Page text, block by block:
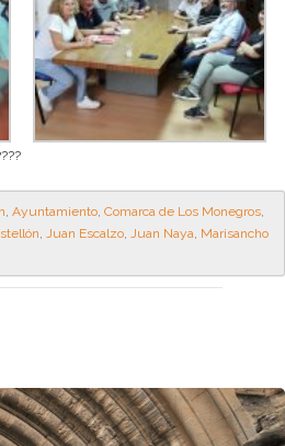
, Ayuntamiento, Comarca de Los Monegros,
, Juan Escalzo, Juan Naya, Marisancho